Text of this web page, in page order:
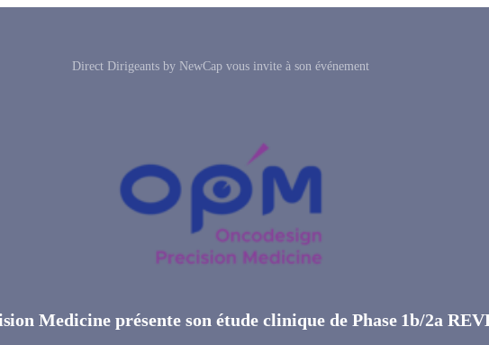
Direct Dirigeants by NewCap vous invite à son événement
Medicine présente son étude clinique de Phase 1b/2a